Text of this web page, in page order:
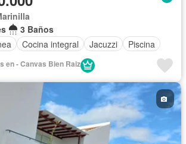
3 Baños
Cocina integral Jacuzzi Piscina
en - Canvas Bien Raiz